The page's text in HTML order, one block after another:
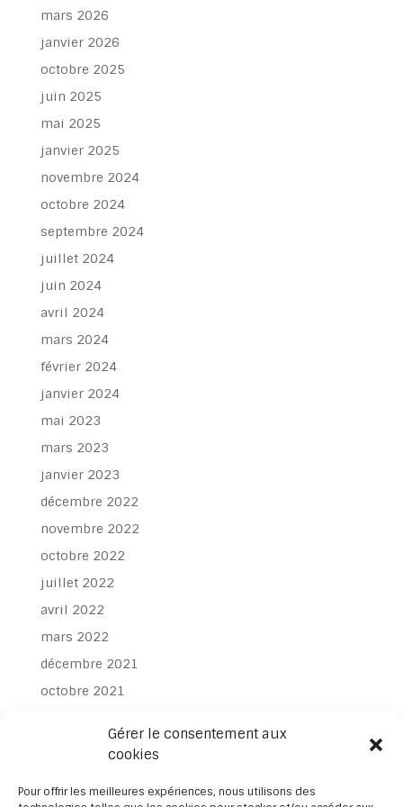
Gérer le consentement aux
cookies
Pour offrir les meilleures expériences, nous utilisons des
mars 2026
janvier 2026
octobre 2025
juin 2025
mai 2025
janvier 2025
novembre 2024
octobre 2024
septembre 2024
juillet 2024
juin 2024
avril 2024
mars 2024
février 2024
janvier 2024
mai 2023
mars 2023
janvier 2023
décembre 2022
novembre 2022
octobre 2022
juillet 2022
avril 2022
mars 2022
décembre 2021
octobre 2021
mars 2021